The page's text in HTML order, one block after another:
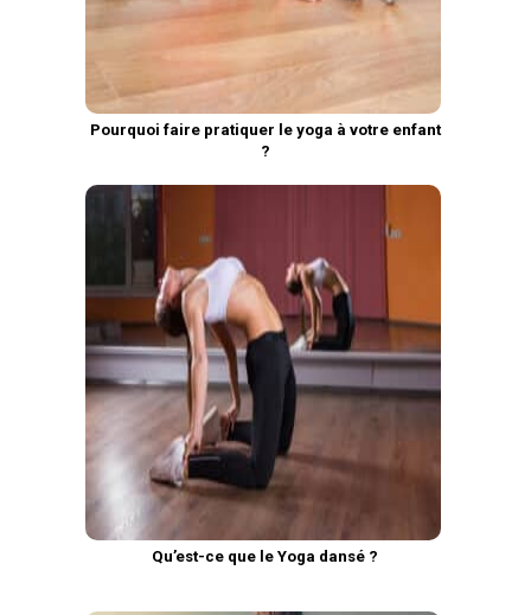
Pourquoi faire pratiquer le yoga à votre enfant
?
Qu’est-ce que le Yoga dansé ?